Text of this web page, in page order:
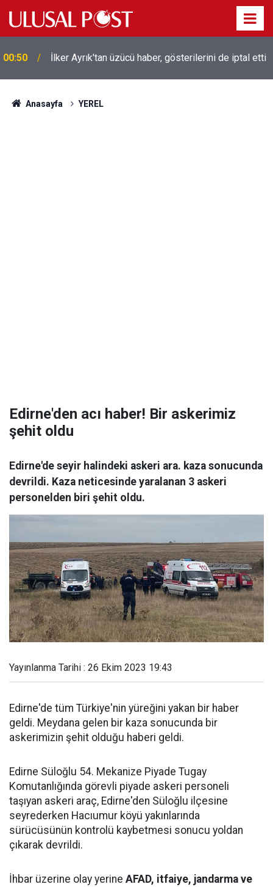
00:50 İlker Ayrık'tan üzücü haber, gösterilerini de iptal etti
00:39
Liverpool efsanesi Mısırlı yıldız Mohamed Salah
Trabzonspor ile anlaştı! Yarın geliyor
Anasayfa YEREL
Edirne'den acı haber! Bir askerimiz
şehit oldu
Edirne'de seyir halindeki askeri ara. kaza sonucunda
devrildi. Kaza neticesinde yaralanan 3 askeri
personelden biri şehit oldu.
Yayınlanma Tarihi : 26 Ekim 2023 19:43
Edirne'de tüm Türkiye'nin yüreğini yakan bir haber
geldi. Meydana gelen bir kaza sonucunda bir
askerimizin şehit olduğu haberi geldi.
Edirne Süloğlu 54. Mekanize Piyade Tugay
Komutanlığında görevli piyade askeri personeli
taşıyan askeri araç, Edirne'den Süloğlu ilçesine
seyrederken Hacıumur köyü yakınlarında
sürücüsünün kontrolü kaybetmesi sonucu yoldan
çıkarak devrildi.
İhbar üzerine olay yerine AFAD, itfaiye, jandarma ve